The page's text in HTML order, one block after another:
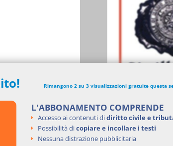
Rimangono 2 su 3 visualizzazioni gratuite questa
L'ABBONAMENTO COMPRENDE
Accesso ai contenuti didiritto civile e
Possibilità dicopiare e incollare i testi
Nessuna distrazione pubblicitaria